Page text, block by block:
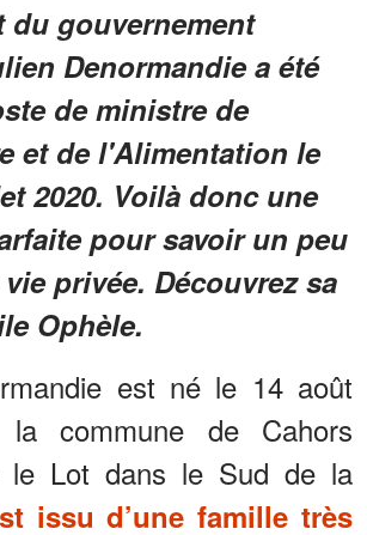
du gouvernement
Denormandie a été
de ministre de
et de l'Alimentation le
2020. Voilà donc une
pour savoir un peu
privée. Découvrez sa
Ophèle.
est né le 14 août
commune de Cahors
le Lot dans le Sud de la
issu d’une famille très